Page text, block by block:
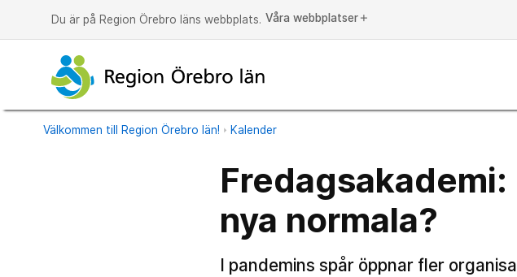
Du är på Region Örebro läns webbplats. Våra webbplatser add
Välkommen till Region Örebro län! Kalender
nya normala?
I pandemins spår öppnar fler